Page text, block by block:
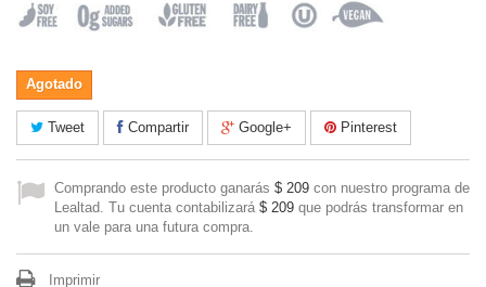
Agotado
Tweet Compartir Google+ Pinterest
Comprando este producto ganarás $ 209 con nuestro programa de
Lealtad. Tu cuenta contabilizará $ 209 que podrás transformar en
un vale para una futura compra.
Imprimir